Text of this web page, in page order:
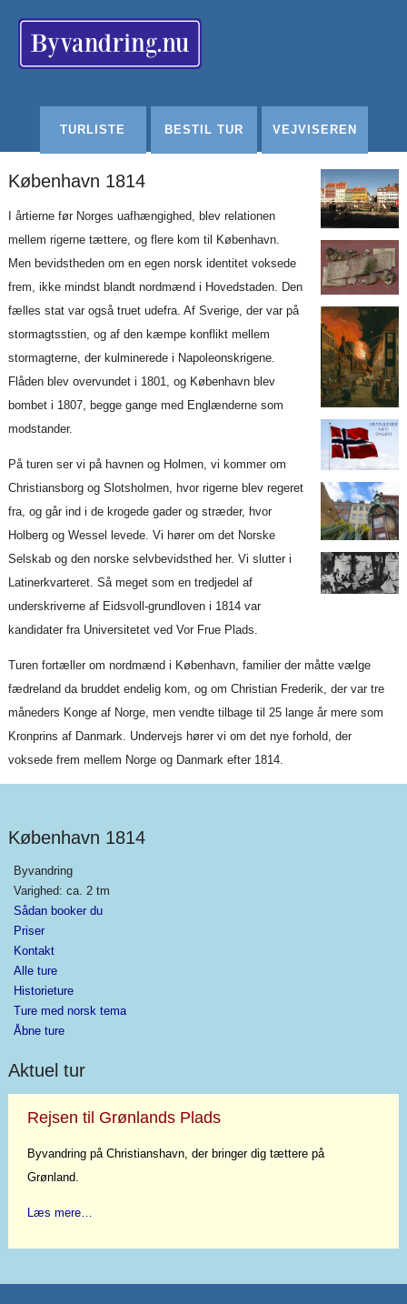
TURLISTE BESTIL TUR VEJVISEREN
København 1814
I årtierne før Norges uafhængighed, blev relationen
mellem rigerne tættere, og flere kom til København.
Men bevidstheden om en egen norsk identitet voksede
frem, ikke mindst blandt nordmænd i Hovedstaden. Den
fælles stat var også truet udefra. Af Sverige, der var på
stormagtsstien, og af den kæmpe konflikt mellem
stormagterne, der kulminerede i Napoleonskrigene.
Flåden blev overvundet i 1801, og København blev
bombet i 1807, begge gange med Englænderne som
modstander.
På turen ser vi på havnen og Holmen, vi kommer om
Christiansborg og Slotsholmen, hvor rigerne blev regeret
fra, og går ind i de krogede gader og stræder, hvor
Holberg og Wessel levede. Vi hører om det Norske
Selskab og den norske selvbevidsthed her. Vi slutter i
Latinerkvarteret. Så meget som en tredjedel af
underskriverne af Eidsvoll-grundloven i 1814 var
kandidater fra Universitetet ved Vor Frue Plads.
Turen fortæller om nordmænd i København, familier der måtte vælge
fædreland da bruddet endelig kom, og om Christian Frederik, der var tre
måneders Konge af Norge, men vendte tilbage til 25 lange år mere som
Kronprins af Danmark. Undervejs hører vi om det nye forhold, der
voksede frem mellem Norge og Danmark efter 1814.
København 1814
Byvandring
Varighed: ca. 2 tm
Sådan booker du
Priser
Kontakt
Alle ture
Historieture
Ture med norsk tema
Åbne ture
Aktuel tur
Rejsen til Grønlands Plads
Byvandring på Christianshavn, der bringer dig tættere på
Grønland.
Læs mere…